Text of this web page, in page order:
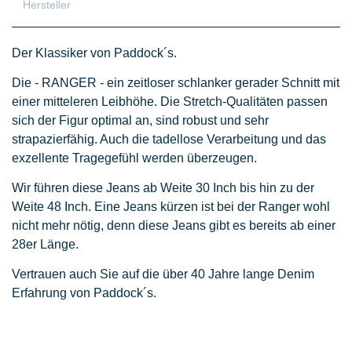
Hersteller
Der Klassiker von Paddock´s.
Die - RANGER - ein zeitloser schlanker gerader Schnitt mit
einer mitteleren Leibhöhe. Die Stretch-Qualitäten passen
sich der Figur optimal an, sind robust und sehr
strapazierfähig. Auch die tadellose Verarbeitung und das
exzellente Tragegefühl werden überzeugen.
Wir führen diese Jeans ab Weite 30 Inch bis hin zu der
Weite 48 Inch. Eine Jeans kürzen ist bei der Ranger wohl
nicht mehr nötig, denn diese Jeans gibt es bereits ab einer
28er Länge.
Vertrauen auch Sie auf die über 40 Jahre lange Denim
Erfahrung von Paddock´s.